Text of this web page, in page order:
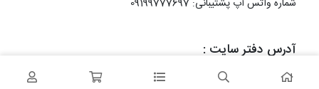
شماره واتس آپ پشتیبانی: 09199777697
آدرس دفتر سایت :
اصفهان، خیابان رزمندگان، کوچه شماره سه فرعی 2 پلاک 10